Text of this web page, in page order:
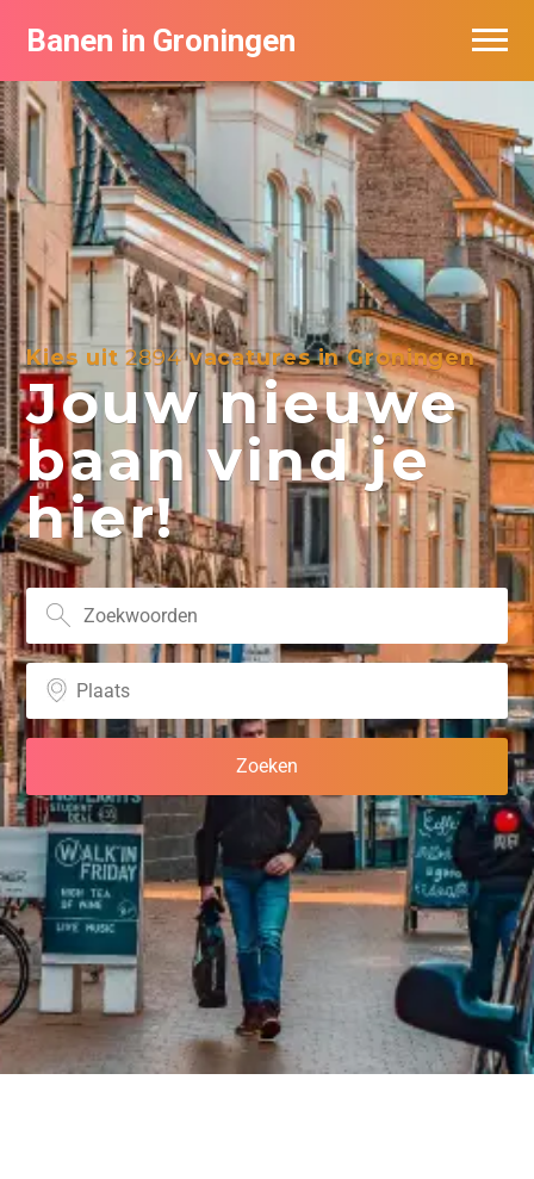
Banen in Groningen
Kies uit2894vacatures in Groningen
Jouw nieuwe
baan vind je
hier!
Vacatures per bedrijf
De populairste vacatures in Groningen
Nieuwsbrief feed